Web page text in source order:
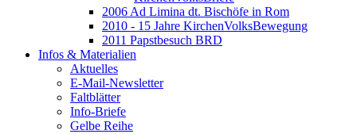
2006 Ad Limina dt. Bischöfe in Rom
2010 - 15 Jahre KirchenVolksBewegung
2011 Papstbesuch BRD
Infos & Materialien
Aktuelles
E-Mail-Newsletter
Faltblätter
Info-Briefe
Gelbe Reihe